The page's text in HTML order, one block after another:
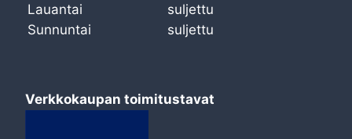
Lauantai
suljettu
Sunnuntai
suljettu
Verkkokaupan toimitustavat